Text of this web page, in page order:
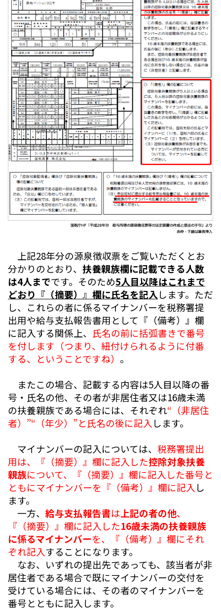
上記28年分の源泉徴収票をご覧いただくとお
分かりのとおり、 扶養親族欄に記載できる人数
は4人までです。そのため5人目以降はこれまで
どおり『（摘要）』欄に氏名を記入します。ただ
し、これらの者に係るマイナンバーを税務署提
出用や給与支払報告書用として『（備考）』欄
に記入する関係上、 氏名の前に括弧書きで番号
を付します（つまり、紐付けられるように付番
する、ということですね） 。
またこの場合、記載する内容は5人目以降の番
号・氏名の他、その者が非居住者又は16歳未満
の扶養親族である場合には、それぞれ“（非居住
者）”“（年少）”と氏名の後に記入 します。
マイナンバーの記入については、 税務署提出
用は、『（摘要）』欄に記入した控除対象扶養
親族について、『（摘要）』欄に記入した番号と
ともにマイナンバーを『（備考）』欄に記入 し
ます。
一方、 給与支払報告書は上記の者の他、
『（摘要）』欄に記入した16歳未満の扶養親族
に係るマイナンバーを、『（備考）』欄にそれ
ぞれ記入することになります。
なお、いずれの提出先であっても、該当者が非
居住者である場合で既にマイナンバーの交付を
受けている場合には、その者のマイナンバーを
番号とともに記入します。